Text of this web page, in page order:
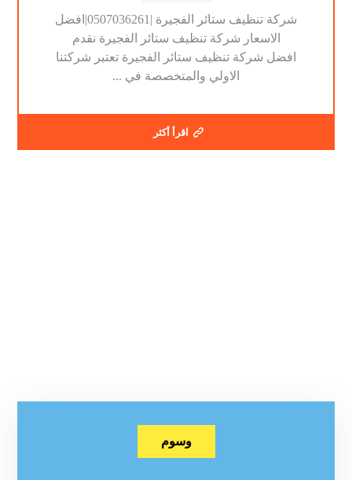
شركة تنظيف ستائر الفجيرة |0507036261|افضل
الاسعار شركة تنظيف ستائر الفجيرة نقدم
افضل شركة تنظيف ستائر الفجيرة تعتبر شركتنا
الاولي والمتخصصة في ...
اقرأ أكثر
وسوم